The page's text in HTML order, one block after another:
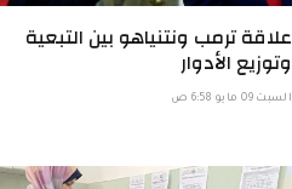
علاقة ترمب ونتنياهو بين التبعية
وتوزيع الأدوار
السبت 09 مايو 6:58 ص